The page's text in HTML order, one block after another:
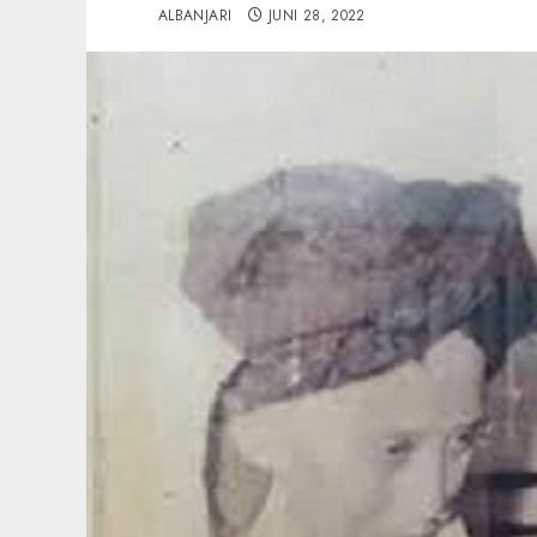
ALBANJARI JUNI 28, 2022